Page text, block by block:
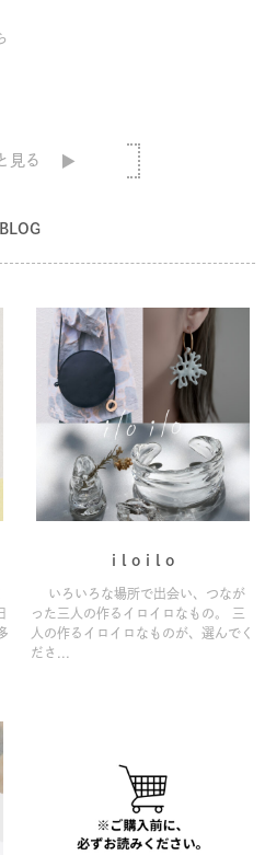
見る
BLOG
i l o i l o
いろいろな場所で出会い、つなが
った三人の作るイロイロなもの。 三
人の作るイロイロなものが、選んでく
ださ...